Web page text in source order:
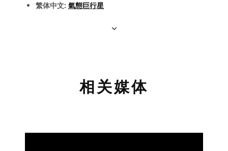
繁体中文: 氣態巨行星
相关媒体